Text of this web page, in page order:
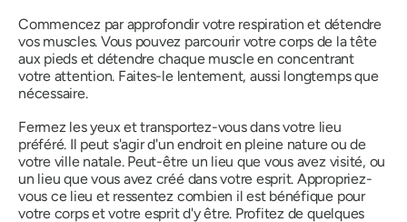
Commencez par approfondir votre respiration et détendre
vos muscles. Vous pouvez parcourir votre corps de la tête
aux pieds et détendre chaque muscle en concentrant
votre attention. Faites-le lentement, aussi longtemps que
nécessaire.
Fermez les yeux et transportez-vous dans votre lieu
préféré. Il peut s'agir d'un endroit en pleine nature ou de
votre ville natale. Peut-être un lieu que vous avez visité, ou
un lieu que vous avez créé dans votre esprit. Appropriez-
vous ce lieu et ressentez combien il est bénéfique pour
votre corps et votre esprit d'y être. Profitez de quelques